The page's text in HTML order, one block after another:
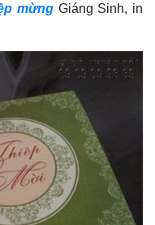
mừng Giáng Sinh, in